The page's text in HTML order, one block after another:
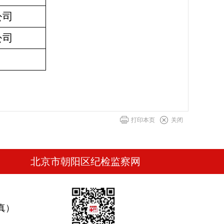
打印本页 关闭
北京市朝阳区纪检监察网